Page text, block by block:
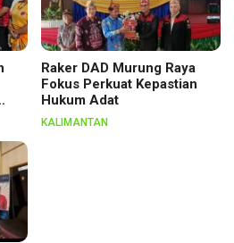
Raker DAD Murung Raya
Fokus Perkuat Kepastian
Hukum Adat
KALIMANTAN